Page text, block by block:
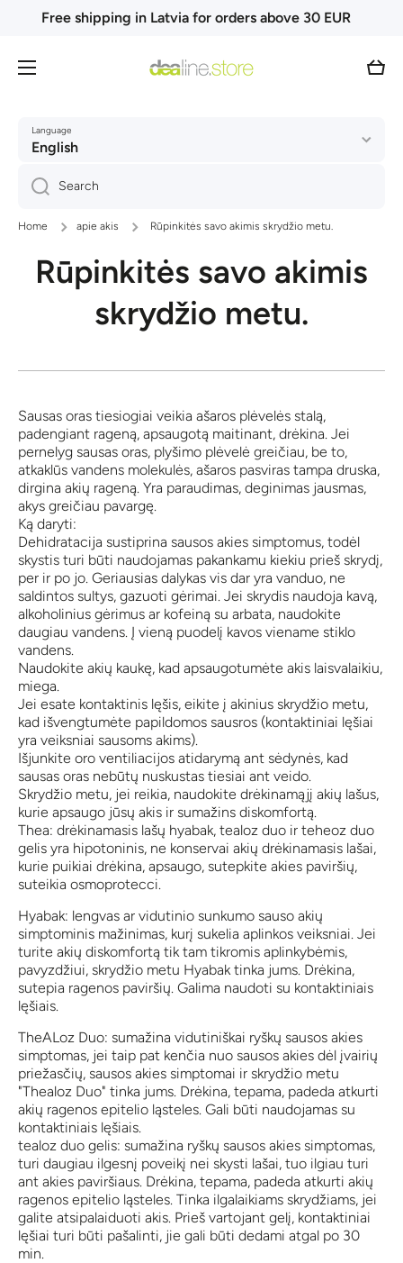
Skip to content
Free shipping in Latvia for orders above 30 EUR
Cart
Language
English
Search
Home apie akis Rūpinkitės savo akimis skrydžio metu.
Rūpinkitės savo akimis
skrydžio metu.
Sausas oras tiesiogiai veikia ašaros plėvelės stalą,
padengiant rageną, apsaugotą maitinant, drėkina. Jei
pernelyg sausas oras, plyšimo plėvelė greičiau, be to,
atkaklūs vandens molekulės, ašaros pasviras tampa druska,
dirgina akių rageną. Yra paraudimas, deginimas jausmas,
akys greičiau pavargę.
Ką daryti:
Dehidratacija sustiprina sausos akies simptomus, todėl
skystis turi būti naudojamas pakankamu kiekiu prieš skrydį,
per ir po jo. Geriausias dalykas vis dar yra vanduo, ne
saldintos sultys, gazuoti gėrimai. Jei skrydis naudoja kavą,
alkoholinius gėrimus ar kofeiną su arbata, naudokite
daugiau vandens. Į vieną puodelį kavos viename stiklo
vandens.
Naudokite akių kaukę, kad apsaugotumėte akis laisvalaikiu,
miega.
Jei esate kontaktinis lęšis, eikite į akinius skrydžio metu,
kad išvengtumėte papildomos sausros (kontaktiniai lęšiai
yra veiksniai sausoms akims).
Išjunkite oro ventiliacijos atidarymą ant sėdynės, kad
sausas oras nebūtų nuskustas tiesiai ant veido.
Skrydžio metu, jei reikia, naudokite drėkinamąjį akių lašus,
kurie apsaugo jūsų akis ir sumažins diskomfortą.
Thea: drėkinamasis lašų hyabak, tealoz duo ir teheoz duo
gelis yra hipotoninis, ne konservai akių drėkinamasis lašai,
kurie puikiai drėkina, apsaugo, sutepkite akies paviršių,
suteikia osmoprotecci.
Hyabak: lengvas ar vidutinio sunkumo sauso akių
simptominis mažinimas, kurį sukelia aplinkos veiksniai. Jei
turite akių diskomfortą tik tam tikromis aplinkybėmis,
pavyzdžiui, skrydžio metu Hyabak tinka jums. Drėkina,
sutepia ragenos paviršių. Galima naudoti su kontaktiniais
lęšiais.
TheALoz Duo: sumažina vidutiniškai ryškų sausos akies
simptomas, jei taip pat kenčia nuo sausos akies dėl įvairių
priežasčių, sausos akies simptomai ir skrydžio metu
"Thealoz Duo" tinka jums. Drėkina, tepama, padeda atkurti
akių ragenos epitelio ląsteles. Gali būti naudojamas su
kontaktiniais lęšiais.
tealoz duo gelis: sumažina ryškų sausos akies simptomas,
turi daugiau ilgesnį poveikį nei skysti lašai, tuo ilgiau turi
ant akies paviršiaus. Drėkina, tepama, padeda atkurti akių
ragenos epitelio ląsteles. Tinka ilgalaikiams skrydžiams, jei
galite atsipalaiduoti akis. Prieš vartojant gelį, kontaktiniai
lęšiai turi būti pašalinti, jie gali būti dedami atgal po 30
min.